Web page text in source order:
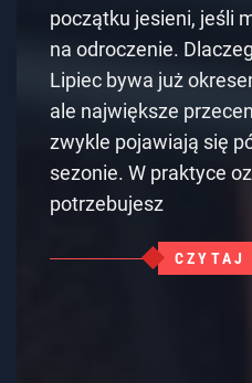
początku jesieni, jeśli
na odroczenie.
Lipiec bywa już
ale największe
zwykle pojawiają się
sezonie. W praktyce
potrzebujesz
CZYTAJ